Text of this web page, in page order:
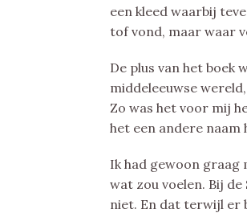
een kleed waarbij
tof vond, maar waar
De plus van het boek
middeleeuwse
Zo was het voor mij
het een andere naam
Ik had gewoon graag
wat zou voelen. Bij
niet. En dat terwijl er